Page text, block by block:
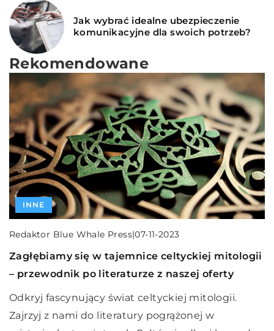
Jak wybrać idealne ubezpieczenie
komunikacyjne dla swoich potrzeb?
Rekomendowane
INNE
Redaktor Blue Whale Press|01-10-2025
Jak lniane zasłony mogą wpłynąć na atmosferę
Twojego domu?
Odkryj, jak lniane zasłony mogą przekształcić
INSPIRACJE DLA WAS PREZENTY
Leon Wróblewski| 11-03-2024
Podaruj bliskim elegancję – nieoczywiste
pomysły na modowe upominki
Zainspiruj się naszymi pomysłami na modne
INNE
Redaktor Blue Whale Press|07-11-2023
Zagłębiamy się w tajemnice celtyckiej mitologii
– przewodnik po literaturze z naszej oferty
Odkryj fascynujący świat celtyckiej mitologii.
Zajrzyj z nami do literatury pogrążonej w